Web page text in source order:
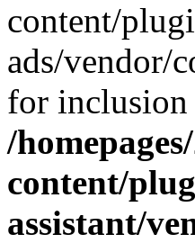
content/
ads/vendor/
for
/
content/
assistant/